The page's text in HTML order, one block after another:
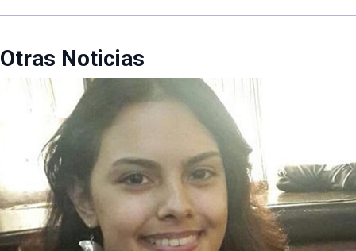
Otras Noticias